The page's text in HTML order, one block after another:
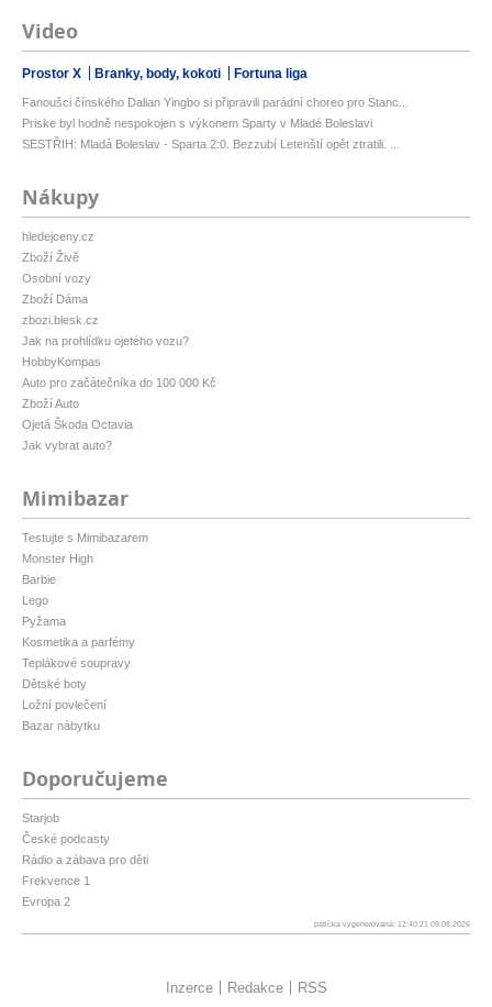
Video
Prostor X Branky, body, kokoti Fortuna liga
Fanoušci čínského Dalian Yingbo si připravili parádní choreo pro Stanc...
Priske byl hodně nespokojen s výkonem Sparty v Mladé Boleslavi
SESTŘIH: Mladá Boleslav - Sparta 2:0. Bezzubí Letenští opět ztratili. ...
Nákupy
hledejceny.cz
Zboží Živě
Osobní vozy
Zboží Dáma
zbozi.blesk.cz
Jak na prohlídku ojetého vozu?
HobbyKompas
Auto pro začátečníka do 100 000 Kč
Zboží Auto
Ojetá Škoda Octavia
Jak vybrat auto?
Mimibazar
Testujte s Mimibazarem
Monster High
Barbie
Lego
Pyžama
Kosmetika a parfémy
Teplákové soupravy
Dětské boty
Ložní povlečení
Bazar nábytku
Doporučujeme
Starjob
České podcasty
Rádio a zábava pro děti
Frekvence 1
Evropa 2
patička vygenerovaná: 12:40:21 09.08.2026
Inzerce Redakce RSS